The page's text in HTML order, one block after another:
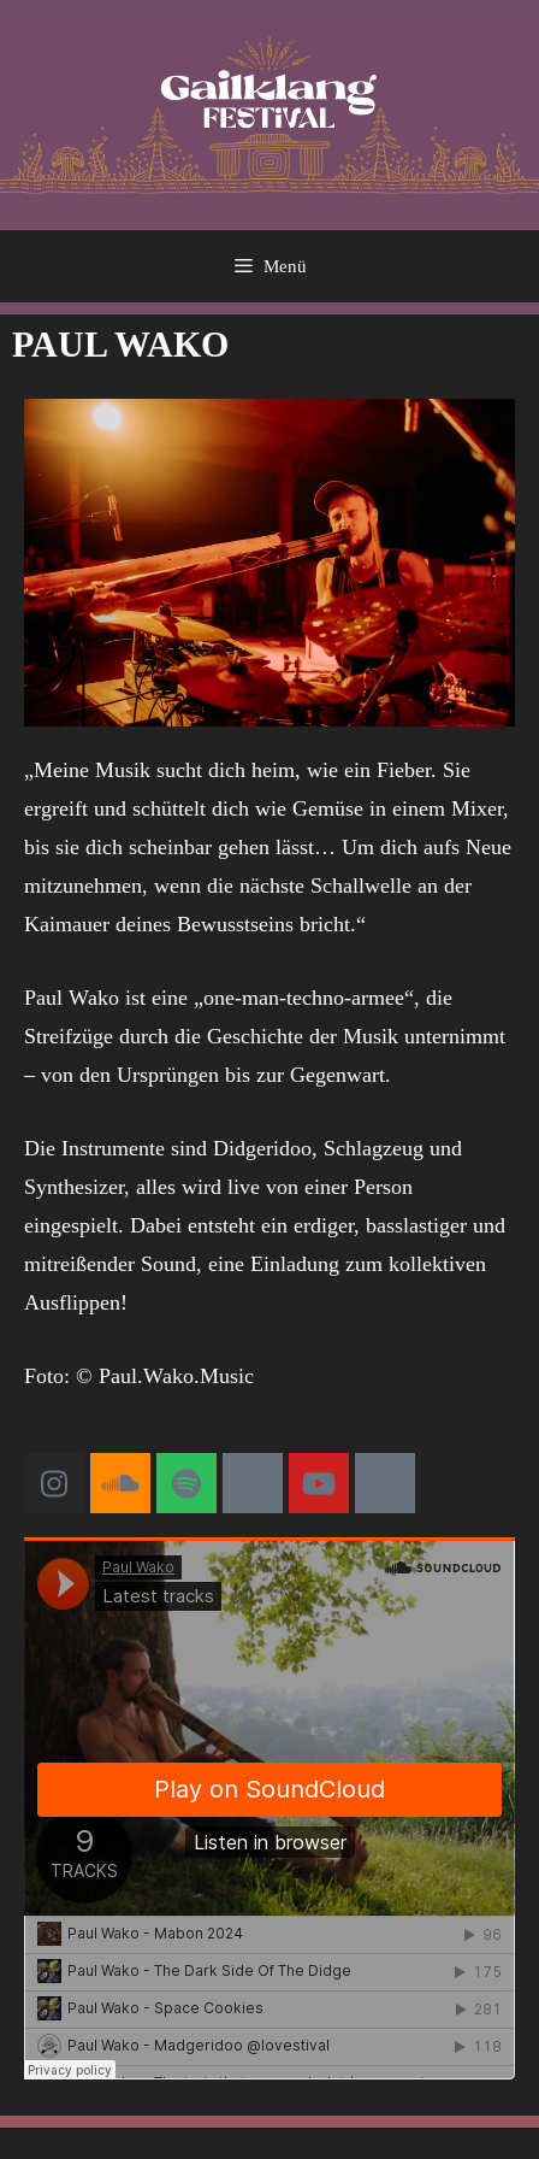
Menü
PAUL WAKO
„Meine Musik sucht dich heim, wie ein Fieber. Sie
ergreift und schüttelt dich wie Gemüse in einem Mixer,
bis sie dich scheinbar gehen lässt… Um dich aufs Neue
mitzunehmen, wenn die nächste Schallwelle an der
Kaimauer deines Bewusstseins bricht.“
Paul Wako ist eine „one-man-techno-armee“, die
Streifzüge durch die Geschichte der Musik unternimmt
– von den Ursprüngen bis zur Gegenwart.
Die Instrumente sind Didgeridoo, Schlagzeug und
Synthesizer, alles wird live von einer Person
eingespielt. Dabei entsteht ein erdiger, basslastiger und
mitreißender Sound, eine Einladung zum kollektiven
Ausflippen!
Foto: © Paul.Wako.Music